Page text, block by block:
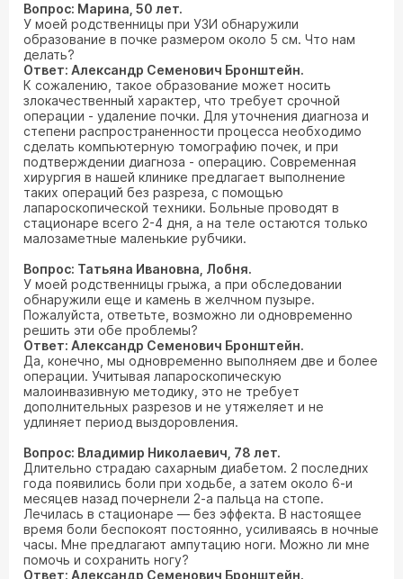
Вопрос: Марина, 50 лет.
У моей родственницы при УЗИ обнаружили
образование в почке размером около 5 см. Что нам
делать?
Ответ: Александр Семенович Бронштейн.
К сожалению, такое образование может носить
злокачественный характер, что требует срочной
операции - удаление почки. Для уточнения диагноза и
степени распространенности процесса необходимо
сделать компьютерную томографию почек, и при
подтверждении диагноза - операцию. Современная
хирургия в нашей клинике предлагает выполнение
таких операций без разреза, с помощью
лапароскопической техники. Больные проводят в
стационаре всего 2-4 дня, а на теле остаются только
малозаметные маленькие рубчики.
Вопрос: Татьяна Ивановна, Лобня.
У моей родственницы грыжа, а при обследовании
обнаружили еще и камень в желчном пузыре.
Пожалуйста, ответьте, возможно ли одновременно
решить эти обе проблемы?
Ответ: Александр Семенович Бронштейн.
Да, конечно, мы одновременно выполняем две и более
операции. Учитывая лапароскопическую
малоинвазивную методику, это не требует
дополнительных разрезов и не утяжеляет и не
удлиняет период выздоровления.
Вопрос: Владимир Николаевич, 78 лет.
Длительно страдаю сахарным диабетом. 2 последних
года появились боли при ходьбе, а затем около 6-и
месяцев назад почернели 2-а пальца на стопе.
Лечилась в стационаре — без эффекта. В настоящее
время боли беспокоят постоянно, усиливаясь в ночные
часы. Мне предлагают ампутацию ноги. Можно ли мне
помочь и сохранить ногу?
Ответ: Александр Семенович Бронштейн.